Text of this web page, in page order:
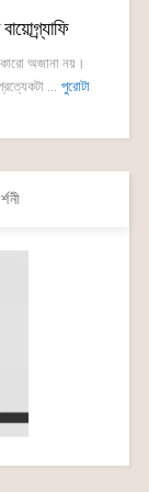
কারো অজানা নয়।
... পুরোটা